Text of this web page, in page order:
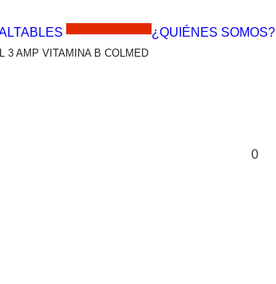
¿QUIÉNES SOMOS?
3 AMP VITAMINA B COLMED
0